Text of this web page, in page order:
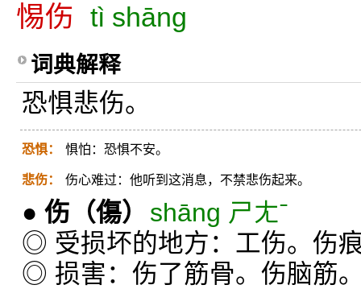
惕伤 tì shāng
词典解释
恐惧悲伤。
恐惧： 惧怕：恐惧不安。
悲伤： 伤心难过：他听到这消息，不禁悲伤起来。
● 伤 （傷）
shāng ㄕㄤˉ
◎ 受损坏的地方：工伤。伤
◎ 损害：伤了筋骨。伤脑筋